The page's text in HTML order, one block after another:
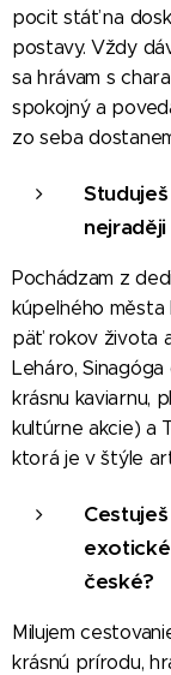
pocit stáť na
postavy. Vždy
sa hrávam s
spokojný a
zo seba
Pochádzam z
kúpeľného města
päť rokov života
Leháro,
krásnu kaviarnu,
kultúrne akcie) a
ktorá je v štýle
české?
Milujem
krásnú prírodu,